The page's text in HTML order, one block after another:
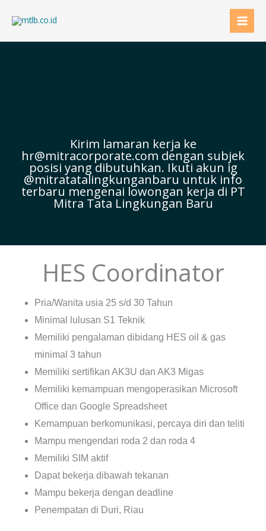
Kirim lamaran kerja ke
hr@mitracorporate.com dengan subjek
posisi yang dibutuhkan. Ikuti akun ig
@mitratatalingkunganbaru untuk info
terbaru mengenai lowongan kerja di PT
Mitra Tata Lingkungan Baru
HES Coordinator
Pria/Wanita usia 25 s/d 30 Tahun
Minimal lulusan S1 Teknik
Memiliki pengalaman dibidang HES oil & gas
minimal 3 tahun
Memiliki sertifikan AK3U dan AK3 Migas
Memiliki kemampuan mengoperasikan Microsoft
Office dan Google Spreadsheet
Kemampuan berkomunikasi, percaya diri dan teliti
Mampu mengendari roda 2 dan roda 4
Memiliki SIM aktif
Dapat bekerja dibawah tekanan
Mampu bekerja dengan deadline
Penempatan di Duri, Riau